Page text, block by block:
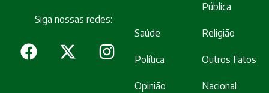
Siga nossas redes:
Pública
Saúde Religião
Política Outros Fatos
Opinião Nacional